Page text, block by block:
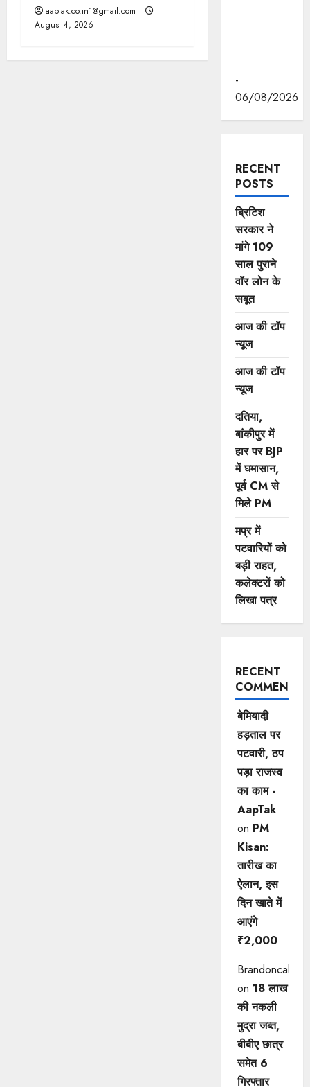
aaptak.co.in1@gmail.com
August 4, 2026
-
06/08/2026
RECENT
POSTS
ब्रिटिश
सरकार ने
मांगे 109
साल पुराने
वॉर लोन के
सबूत
आज की टॉप
न्यूज
आज की टॉप
न्यूज
दतिया,
बांकीपुर में
हार पर BJP
में घमासान,
पूर्व CM से
मिले PM
मप्र में
पटवारियों को
बड़ी राहत,
कलेक्टरों को
लिखा पत्र
RECENT
COMMENTS
बेमियादी
हड़ताल पर
पटवारी, ठप
पड़ा राजस्व
का काम -
AapTak
on PM
Kisan:
तारीख का
ऐलान, इस
दिन खाते में
आएंगे
₹2,000
Brandoncah
on 18 लाख
की नकली
मुद्रा जब्त,
बीबीए छात्र
समेत 6
गिरफ्तार